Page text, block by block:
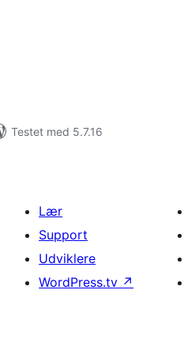
Testet med 5.7.16
Lær
Support
Udviklere
WordPress.tv ↗